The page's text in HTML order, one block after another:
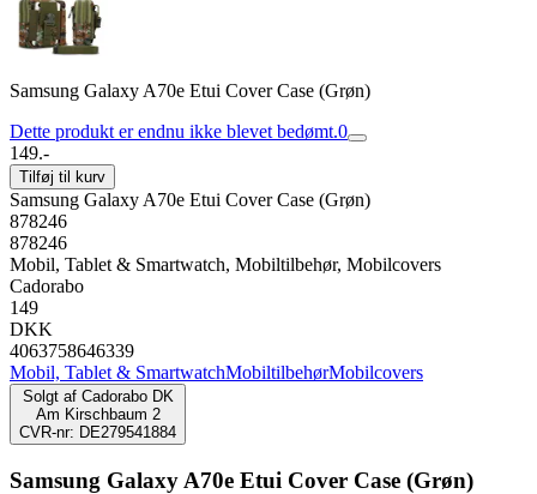
Samsung Galaxy A70e Etui Cover Case (Grøn)
Dette produkt er endnu ikke blevet bedømt.0
149.-
Tilføj til kurv
Samsung Galaxy A70e Etui Cover Case (Grøn)
878246
878246
Mobil, Tablet & Smartwatch, Mobiltilbehør, Mobilcovers
Cadorabo
149
DKK
4063758646339
Mobil, Tablet & SmartwatchMobiltilbehørMobilcovers
Solgt af Cadorabo DK
Am Kirschbaum 2
CVR-nr: DE279541884
Samsung Galaxy A70e Etui Cover Case (Grøn)